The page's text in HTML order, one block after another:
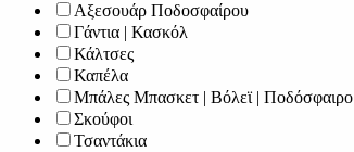
Αξεσουάρ Ποδοσφαίρου
Γάντια | Κασκόλ
Κάλτσες
Καπέλα
Μπάλες Μπασκετ | Βόλεϊ | Ποδόσφαιρο
Σκούφοι
Τσαντάκια